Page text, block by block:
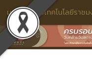
มหาวิทยาลัยเทคโนโลยีราช